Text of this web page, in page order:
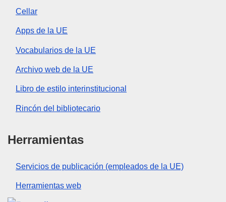
Cellar
Apps de la UE
Vocabularios de la UE
Archivo web de la UE
Libro de estilo interinstitucional
Rincón del bibliotecario
Herramientas
Servicios de publicación (empleados de la UE)
Herramientas web